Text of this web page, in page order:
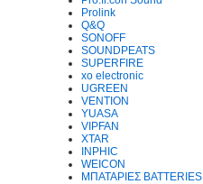
Prolink
Q&Q
SONOFF
SOUNDPEATS
SUPERFIRE
xo electronic
UGREEN
VENTION
YUASA
VIPFAN
XTAR
INPHIC
WEICON
ΜΠΑΤΑΡΙΕΣ BATTERIES